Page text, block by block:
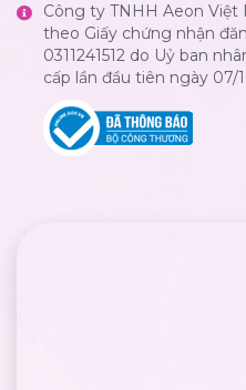
Công ty TNHH Aeon
theo Giấy chứng nhận
0311241512 do Uỷ ban
cấp lần đầu tiên ngày 07/